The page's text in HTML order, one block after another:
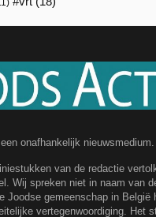
onafhankelijk nieuwsmedium.
van de redactie
Wij spreken niet in naam van
Joodse gemeenschap in België
vertegenwoordiging. Het